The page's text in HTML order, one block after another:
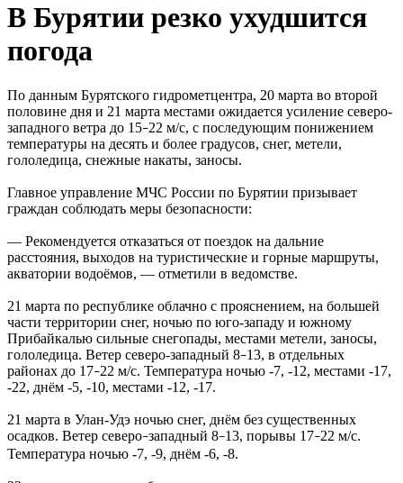
В Бурятии резко ухудшится
погода
По данным Бурятского гидрометцентра, 20 марта во второй
половине дня и 21 марта местами ожидается усиление северо-
западного ветра до 15–22 м/с, с последующим понижением
температуры на десять и более градусов, снег, метели,
гололедица, снежные накаты, заносы.
Главное управление МЧС России по Бурятии призывает
граждан соблюдать меры безопасности:
— Рекомендуется отказаться от поездок на дальние
расстояния, выходов на туристические и горные маршруты,
акватории водоёмов, — отметили в ведомстве.
21 марта по республике облачно с прояснением, на большей
части территории снег, ночью по юго-западу и южному
Прибайкалью сильные снегопады, местами метели, заносы,
гололедица. Ветер северо-западный 8–13, в отдельных
районах до 17–22 м/с. Температура ночью -7, -12, местами -17,
-22, днём -5, -10, местами -12, -17.
21 марта в Улан-Удэ ночью снег, днём без существенных
осадков. Ветер северо–западный 8–13, порывы 17–22 м/с.
Температура ночью -7, -9, днём -6, -8.